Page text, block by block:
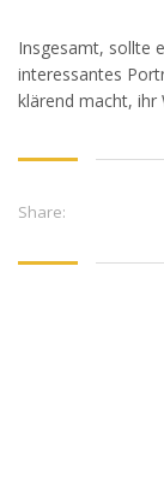
Insgesamt, sollte
interessantes
klärend macht, ihr
Share: